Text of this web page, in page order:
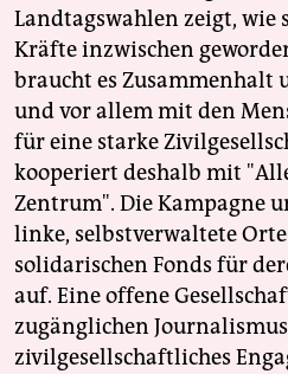
Landtagswahlen zeigt, wie
Kräfte inzwischen
braucht es Zusammenhalt
und vor allem mit den
für eine starke
kooperiert deshalb mit
Zentrum". Die Kampagne
linke, selbstverwaltete
solidarischen Fonds für
auf. Eine offene
zugänglichen
zivilgesellschaftliches